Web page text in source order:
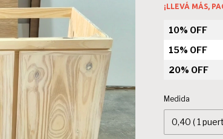
¡LLEVÁ MÁS,
10% OFF
15% OFF
20% OFF
Medida